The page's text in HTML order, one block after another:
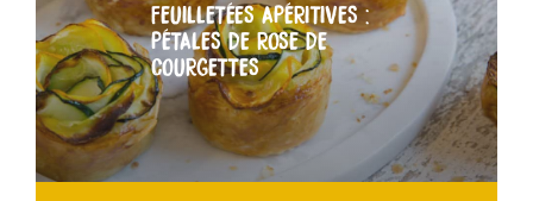
FEUILLETÉES APÉRITIVES :
PÉTALES DE ROSE DE
COURGETTES